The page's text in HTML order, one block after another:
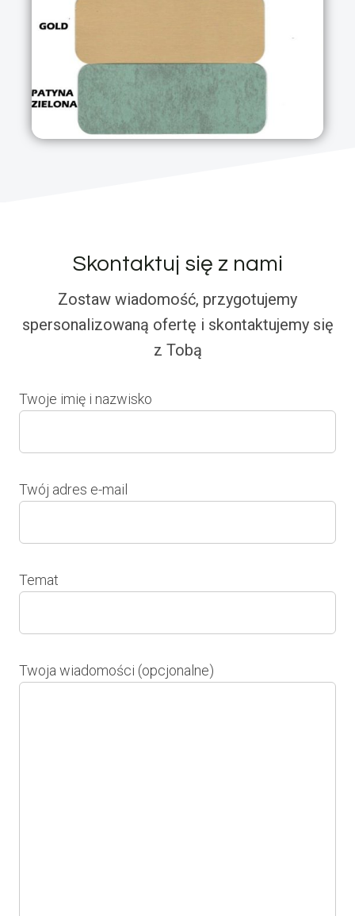
Skontaktuj się z nami
Zostaw wiadomość, przygotujemy
spersonalizowaną ofertę i skontaktujemy się
z Tobą
Twoje imię i nazwisko
Twój adres e-mail
Temat
Twoja wiadomości (opcjonalne)